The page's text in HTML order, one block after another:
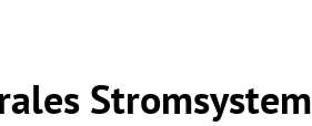
Stromsystem